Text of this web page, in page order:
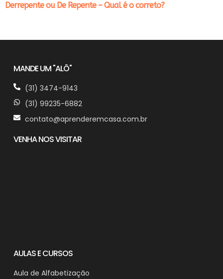
Derrepente ou De Repente – Qual é o correto?
MANDE UM "ALÔ"
(31) 3474-9143
(31) 99235-6882
contato@aprenderemcasa.com.br
VENHA NOS VISITAR
AULAS E CURSOS
Aula de Alfabetização